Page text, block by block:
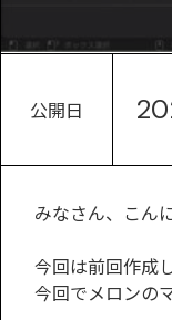
公開日
みなさん、こん
今回は前回作成
今回でメロンの